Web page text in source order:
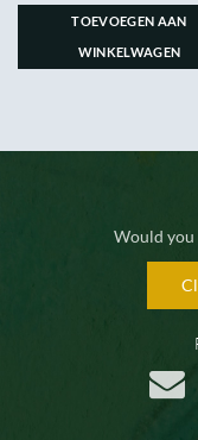
TOEVOEGEN AAN
WINKELWAGEN
Would you